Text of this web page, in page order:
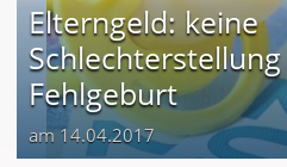
Elterngeld: keine
Fehlgeburt
am 14.04.2017